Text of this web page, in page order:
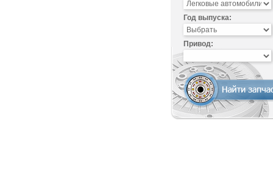
Год выпуска:
Привод: